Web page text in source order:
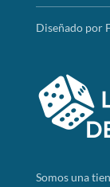
Diseñado por
Somosuna